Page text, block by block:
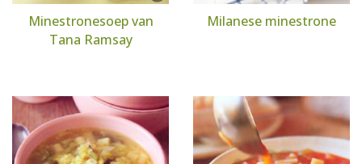
Minestronesoep van
Tana Ramsay
Milanese minestrone